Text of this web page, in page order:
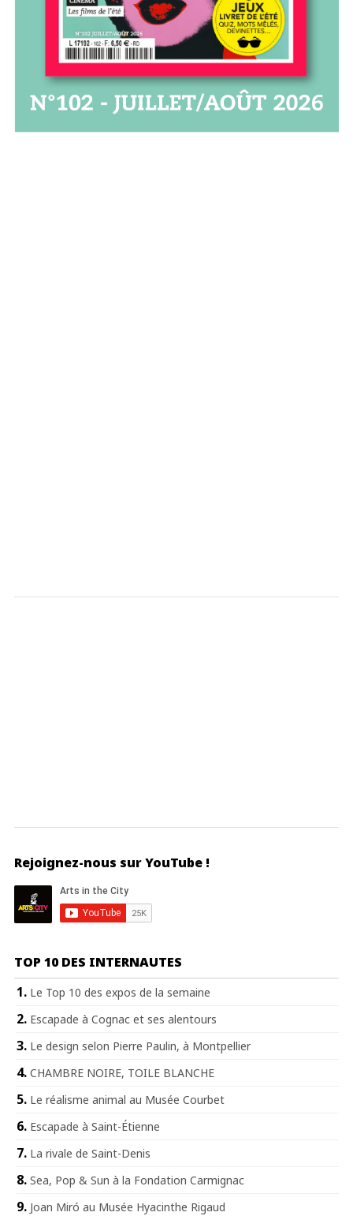
Rejoignez-nous sur YouTube !
TOP 10 DES INTERNAUTES
Le Top 10 des expos de la semaine
Escapade à Cognac et ses alentours
Le design selon Pierre Paulin, à Montpellier
CHAMBRE NOIRE, TOILE BLANCHE
Le réalisme animal au Musée Courbet
Escapade à Saint-Étienne
La rivale de Saint-Denis
Sea, Pop & Sun à la Fondation Carmignac
Joan Miró au Musée Hyacinthe Rigaud